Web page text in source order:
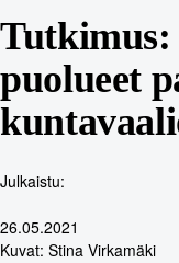
puolueet
Julkaistu:
26.05.2021
Kuvat: Stina Virkamäki